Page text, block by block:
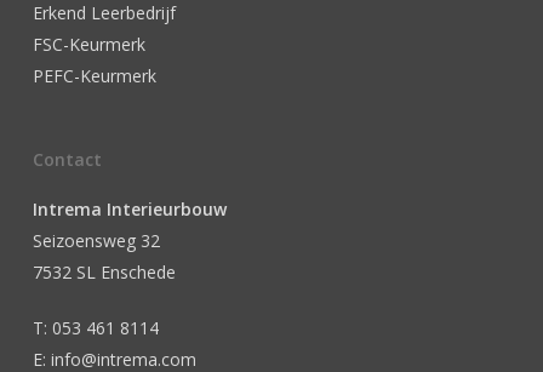
Erkend Leerbedrijf
FSC-Keurmerk
PEFC-Keurmerk
Contact
Intrema Interieurbouw
Seizoensweg 32
7532 SL Enschede
T: 053 461 8114
E: info@intrema.com